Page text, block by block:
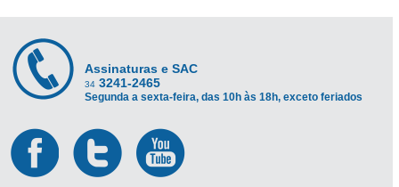
Assinaturas e SAC
34 3241-2465
Segunda a sexta-feira, das 10h às 18h, exceto feriados